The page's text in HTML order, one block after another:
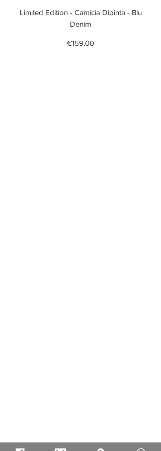
Limited Edition - Camicia Dipinta - Blu
Denim
Price
€159.00